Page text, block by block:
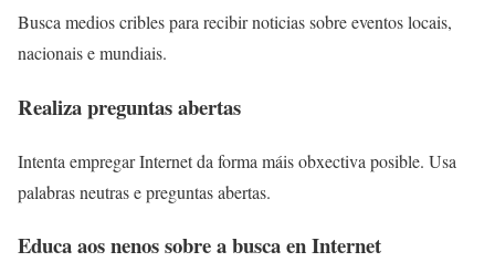
Busca medios cribles para recibir noticias sobre eventos locais,
nacionais e mundiais.
Realiza preguntas abertas
Intenta empregar Internet da forma máis obxectiva posible. Usa
palabras neutras e preguntas abertas.
Educa aos nenos sobre a busca en Internet